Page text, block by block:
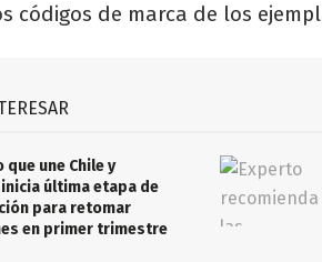
códigos de marca de los
une Chile y
última etapa de
para retomar
en primer trimestre